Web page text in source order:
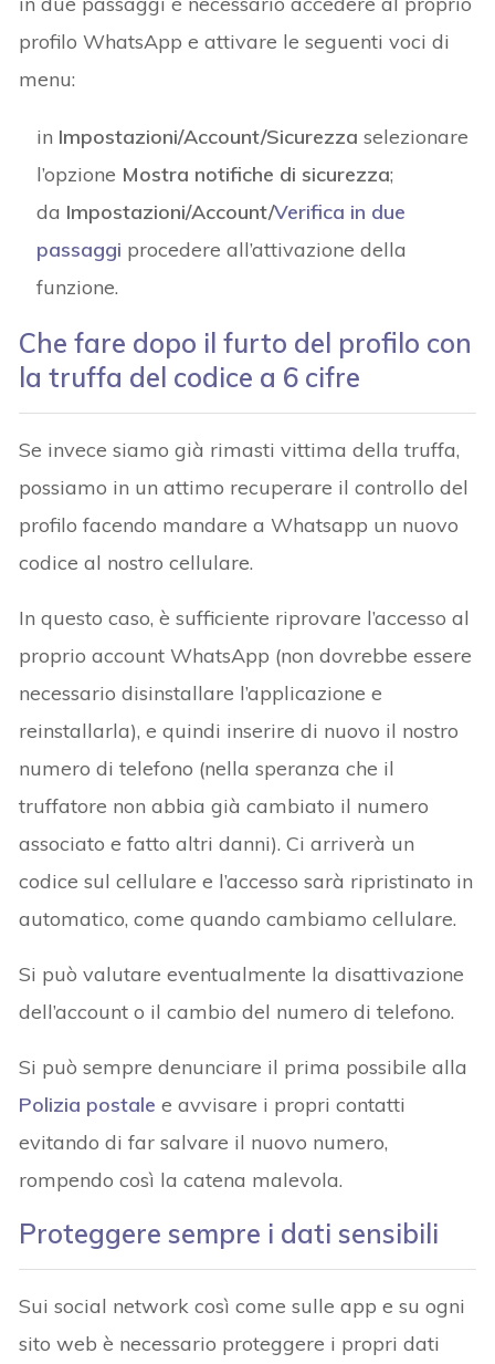
profilo WhatsApp e attivare le seguenti voci di
menu:
in Impostazioni/Account/Sicurezza selezionare
l’opzione Mostra notifiche di sicurezza;
da Impostazioni/Account/Verifica in due
passaggi procedere all’attivazione della
funzione.
Che fare dopo il furto del profilo con
la truffa del codice a 6 cifre
Se invece siamo già rimasti vittima della truffa,
possiamo in un attimo recuperare il controllo del
profilo facendo mandare a Whatsapp un nuovo
codice al nostro cellulare.
In questo caso, è sufficiente riprovare l’accesso al
proprio account WhatsApp (non dovrebbe essere
necessario disinstallare l’applicazione e
reinstallarla), e quindi inserire di nuovo il nostro
numero di telefono (nella speranza che il
truffatore non abbia già cambiato il numero
associato e fatto altri danni). Ci arriverà un
codice sul cellulare e l’accesso sarà ripristinato in
automatico, come quando cambiamo cellulare.
Si può valutare eventualmente la disattivazione
dell’account o il cambio del numero di telefono.
Si può sempre denunciare il prima possibile alla
Polizia postale e avvisare i propri contatti
evitando di far salvare il nuovo numero,
rompendo così la catena malevola.
Proteggere sempre i dati sensibili
Sui social network così come sulle app e su ogni
sito web è necessario proteggere i propri dati